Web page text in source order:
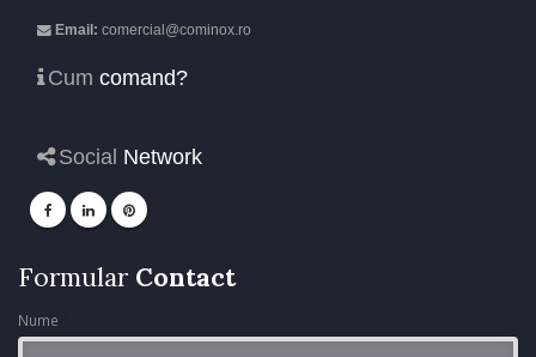
Email: comercial@cominox.ro
Cum comand?
Social Network
Formular Contact
Nume